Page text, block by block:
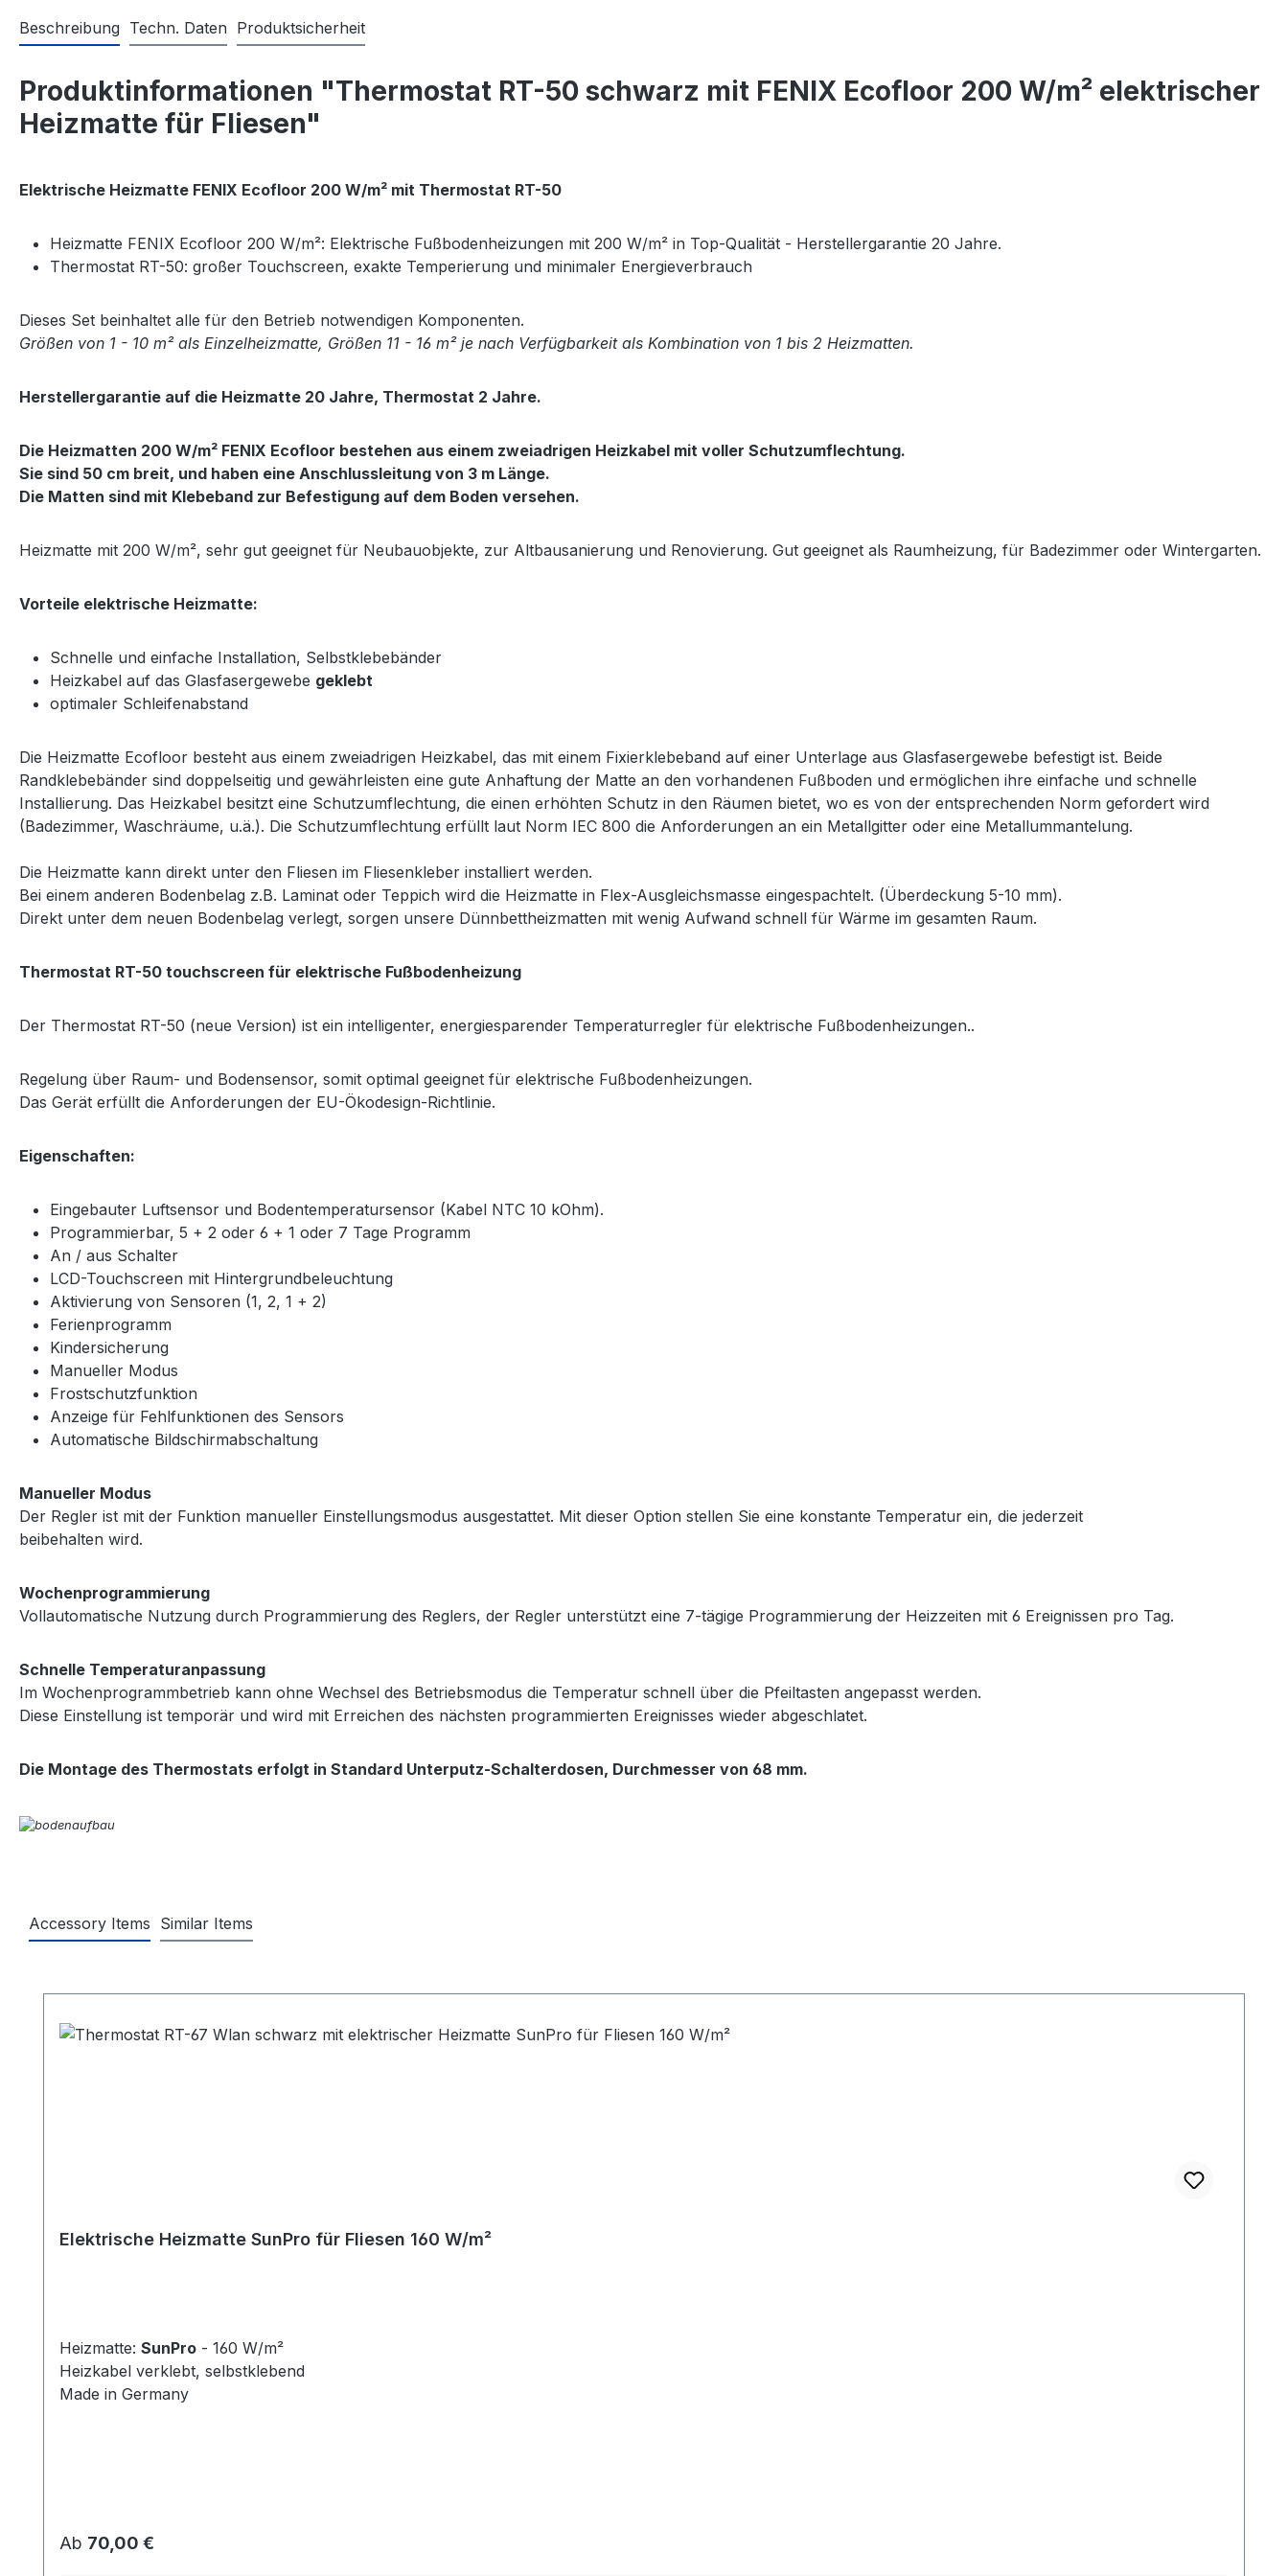
Beschreibung Techn. Daten Produktsicherheit
Produktinformationen "Thermostat RT-50 schwarz mit FENIX Ecofloor 200 W/m² elektrischer
Heizmatte für Fliesen"
Elektrische Heizmatte FENIX Ecofloor 200 W/m² mit Thermostat RT-50
Heizmatte FENIX Ecofloor 200 W/m²: Elektrische Fußbodenheizungen mit 200 W/m² in Top-Qualität - Herstellergarantie 20 Jahre.
Thermostat RT-50: großer Touchscreen, exakte Temperierung und minimaler Energieverbrauch
Dieses Set beinhaltet alle für den Betrieb notwendigen Komponenten.
Größen von 1 - 10 m² als Einzelheizmatte, Größen 11 - 16 m² je nach Verfügbarkeit als Kombination von 1 bis 2 Heizmatten.
Herstellergarantie auf die Heizmatte 20 Jahre, Thermostat 2 Jahre.
Die Heizmatten 200 W/m² FENIX Ecofloor bestehen aus einem zweiadrigen Heizkabel mit voller Schutzumflechtung.
Sie sind 50 cm breit, und haben eine Anschlussleitung von 3 m Länge.
Die Matten sind mit Klebeband zur Befestigung auf dem Boden versehen.
Heizmatte mit 200 W/m², sehr gut geeignet für Neubauobjekte, zur Altbausanierung und Renovierung. Gut geeignet als Raumheizung, für Badezimmer oder Wintergarten.
Vorteile elektrische Heizmatte:
Schnelle und einfache Installation, Selbstklebebänder
Heizkabel auf das Glasfasergewebe geklebt
optimaler Schleifenabstand
Die Heizmatte Ecofloor besteht aus einem zweiadrigen Heizkabel, das mit einem Fixierklebeband auf einer Unterlage aus Glasfasergewebe befestigt ist. Beide
Randklebebänder sind doppelseitig und gewährleisten eine gute Anhaftung der Matte an den vorhandenen Fußboden und ermöglichen ihre einfache und schnelle
Installierung. Das Heizkabel besitzt eine Schutzumflechtung, die einen erhöhten Schutz in den Räumen bietet, wo es von der entsprechenden Norm gefordert wird
(Badezimmer, Waschräume, u.ä.). Die Schutzumflechtung erfüllt laut Norm IEC 800 die Anforderungen an ein Metallgitter oder eine Metallummantelung.
Die Heizmatte kann direkt unter den Fliesen im Fliesenkleber installiert werden.
Bei einem anderen Bodenbelag z.B. Laminat oder Teppich wird die Heizmatte in Flex-Ausgleichsmasse eingespachtelt. (Überdeckung 5-10 mm).
Direkt unter dem neuen Bodenbelag verlegt, sorgen unsere Dünnbettheizmatten mit wenig Aufwand schnell für Wärme im gesamten Raum.
Thermostat RT-50 touchscreen für elektrische Fußbodenheizung
Der Thermostat RT-50 (neue Version) ist ein intelligenter, energiesparender Temperaturregler für elektrische Fußbodenheizungen..
Regelung über Raum- und Bodensensor, somit optimal geeignet für elektrische Fußbodenheizungen.
Das Gerät erfüllt die Anforderungen der EU-Ökodesign-Richtlinie.
Eigenschaften:
Eingebauter Luftsensor und Bodentemperatursensor (Kabel NTC 10 kOhm).
Programmierbar, 5 + 2 oder 6 + 1 oder 7 Tage Programm
An / aus Schalter
LCD-Touchscreen mit Hintergrundbeleuchtung
Aktivierung von Sensoren (1, 2, 1 + 2)
Ferienprogramm
Kindersicherung
Manueller Modus
Frostschutzfunktion
Anzeige für Fehlfunktionen des Sensors
Automatische Bildschirmabschaltung
Manueller Modus
Der Regler ist mit der Funktion manueller Einstellungsmodus ausgestattet. Mit dieser Option stellen Sie eine konstante Temperatur ein, die jederzeit
beibehalten wird.
Wochenprogrammierung
Vollautomatische Nutzung durch Programmierung des Reglers, der Regler unterstützt eine 7-tägige Programmierung der Heizzeiten mit 6 Ereignissen pro Tag.
Schnelle Temperaturanpassung
Im Wochenprogrammbetrieb kann ohne Wechsel des Betriebsmodus die Temperatur schnell über die Pfeiltasten angepasst werden.
Diese Einstellung ist temporär und wird mit Erreichen des nächsten programmierten Ereignisses wieder abgeschlatet.
Die Montage des Thermostats erfolgt in Standard Unterputz-Schalterdosen, Durchmesser von 68 mm.
Accessory Items Similar Items
Elektrische Heizmatte SunPro für Fliesen 160 W/m²
Heizmatte: SunPro - 160 W/m²
Heizkabel verklebt, selbstklebend
Made in Germany
Regulärer Preis:
Ab 70,00 €